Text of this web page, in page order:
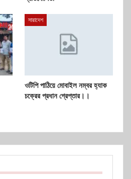
সারাদেশ
ওটিপি পাঠিয়ে মোবাইল নম্বর হ্যাক
চক্রের প্রধান গ্রেপ্তার।।